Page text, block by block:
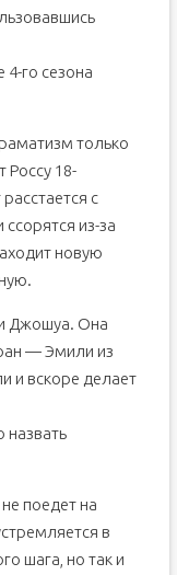
го сезона
только
Россу 18-
с
из-за
новую
Джошуа. Она
— Эмили из
и вскоре делает
поедет на
в
шага, но так и